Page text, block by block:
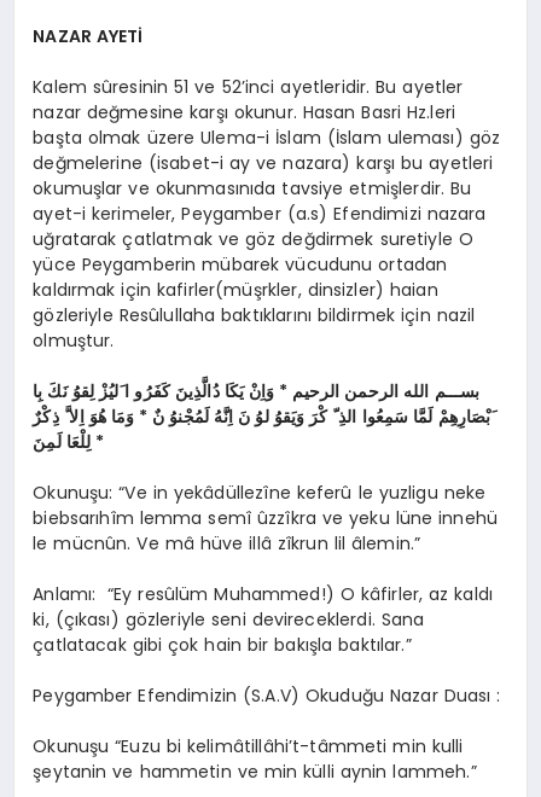
NAZAR AYETİ
Kalem sûresinin 51 ve 52’inci ayetleridir. Bu ayetler
nazar değmesine karşı okunur. Hasan Basri Hz.leri
başta olmak üzere Ulema-i İslam (İslam uleması) göz
değmelerine (isabet-i ay ve nazara) karşı bu ayetleri
okumuşlar ve okunmasınıda tavsiye etmişlerdir. Bu
ayet-i kerimeler, Peygamber (a.s) Efendimizi nazara
uğratarak çatlatmak ve göz değdirmek suretiyle O
yüce Peygamberin mübarek vücudunu ortadan
kaldırmak için kafirler(müşrkler, dinsizler) haian
gözleriyle Resûlullaha baktıklarını bildirmek için nazil
olmuştur.
بســـم الله الرحمن الرحيم * وَاِنْ يَكَا دُالَّذِينَ كَفَرُو ا َليُزْ لِقوُ نَكَ بِا
َبْصَارِهِمْ لَمَّا سَمِعُوا الذِ ّ كْرَ وَيَقوُ لوُ نَ اِنَّهُ لَمُجْنوُ نٌ * وَمَا هُوَ اِلا َّ ذِكْرٌ
لِلْعَا لَمِنَ *
Okunuşu: “Ve in yekâdüllezîne keferû le yuzligu neke
biebsarıhîm lemma semî ûzzîkra ve yeku lüne innehü
le mücnûn. Ve mâ hüve illâ zîkrun lil âlemin.”
Anlamı: “Ey resûlüm Muhammed!) O kâfirler, az kaldı
ki, (çıkası) gözleriyle seni devireceklerdi. Sana
çatlatacak gibi çok hain bir bakışla baktılar.”
Peygamber Efendimizin (S.A.V) Okuduğu Nazar Duası :
Okunuşu “Euzu bi kelimâtillâhi’t-tâmmeti min kulli
şeytanin ve hammetin ve min külli aynin lammeh.”